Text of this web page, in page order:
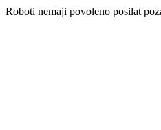
Roboti nemaji povoleno posilat